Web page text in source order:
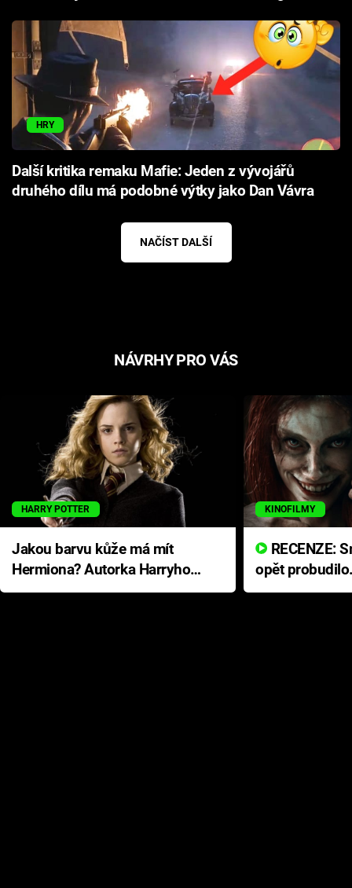
HRY
Další kritika remaku Mafie: Jeden z vývojářů
druhého dílu má podobné výtky jako Dan Vávra
NAČÍST DALŠÍ
NÁVRHY PRO VÁS
HARRY POTTER
Jakou barvu kůže má mít
Hermiona? Autorka Harryho
Pottera přišla s ráznou
KINOFILMY
opět
přichází s